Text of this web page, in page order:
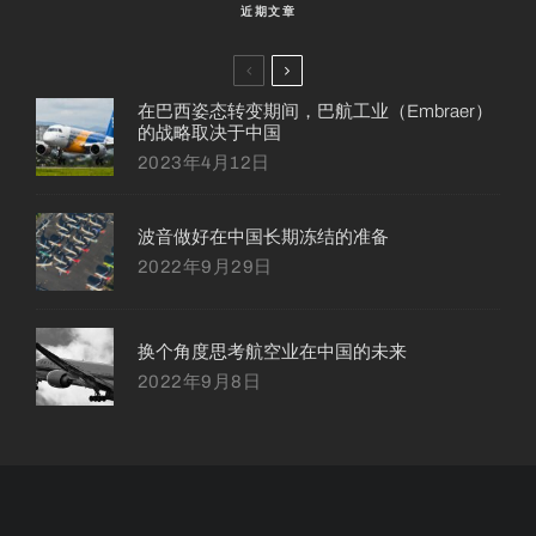
近期文章
在巴西姿态转变期间，巴航工业（Embraer）
的战略取决于中国
2023年4月12日
波音做好在中国长期冻结的准备
2022年9月29日
换个角度思考航空业在中国的未来
2022年9月8日